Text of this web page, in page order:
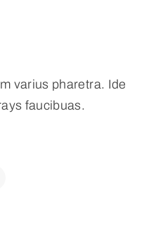
varius pharetra. Ide
faucibuas.